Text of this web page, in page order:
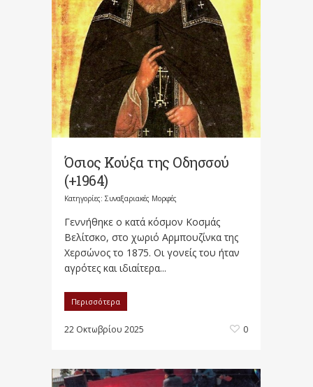
Όσιος Κούξα της Οδησσού
(+1964)
Κατηγορίες: Συναξαριακές Μορφές
Γεννήθηκε ο κατά κόσμον Κοσμάς
Βελίτσκο, στο χωριό Αρμπουζίνκα της
Χερσώνος το 1875. Οι γονείς του ήταν
αγρότες και ιδιαίτερα...
Περισσότερα
22 Οκτωβρίου 2025 0